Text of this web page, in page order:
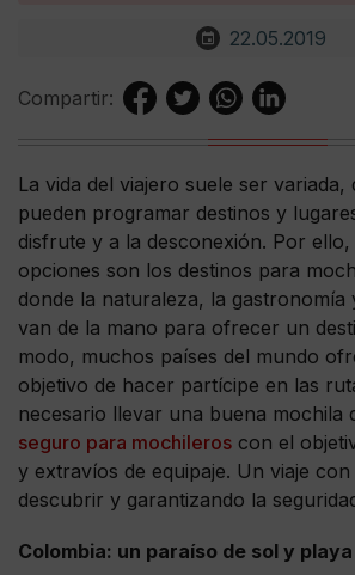
22.05.2019
Compartir:
La vida del viajero suele ser variada,
pueden programar destinos y
disfrute y a la desconexión. Por ello,
opciones son los destinos para
donde la naturaleza, la gastronomía
van de la mano para ofrecer un
modo, muchos países del mundo
objetivo de hacer partícipe en las
necesario llevar una buena mochila
seguro para mochileros con el
y extravíos de equipaje. Un viaje
descubrir y garantizando la
Colombia: un paraíso de sol y